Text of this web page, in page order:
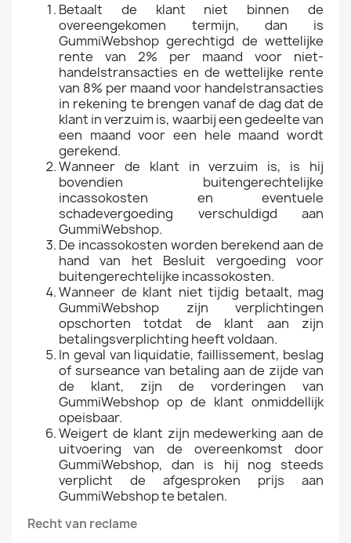
Betaalt de klant niet binnen de
overeengekomen termijn, dan is
GummiWebshop gerechtigd de wettelijke
rente van 2% per maand voor niet-
handelstransacties en de wettelijke rente
van 8% per maand voor handelstransacties
in rekening te brengen vanaf de dag dat de
klant in verzuim is, waarbij een gedeelte van
een maand voor een hele maand wordt
gerekend.
Wanneer de klant in verzuim is, is hij
bovendien buitengerechtelijke
incassokosten en eventuele
schadevergoeding verschuldigd aan
GummiWebshop.
De incassokosten worden berekend aan de
hand van het Besluit vergoeding voor
buitengerechtelijke incassokosten.
Wanneer de klant niet tijdig betaalt, mag
GummiWebshop zijn verplichtingen
opschorten totdat de klant aan zijn
betalingsverplichting heeft voldaan.
In geval van liquidatie, faillissement, beslag
of surseance van betaling aan de zijde van
de klant, zijn de vorderingen van
GummiWebshop op de klant onmiddellijk
opeisbaar.
Weigert de klant zijn medewerking aan de
uitvoering van de overeenkomst door
GummiWebshop, dan is hij nog steeds
verplicht de afgesproken prijs aan
GummiWebshop te betalen.
Recht van reclame